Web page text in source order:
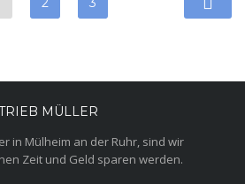
MÜLLER
in Mülheim an der Ruhr, sind wir
Zeit und Geld sparen werden.